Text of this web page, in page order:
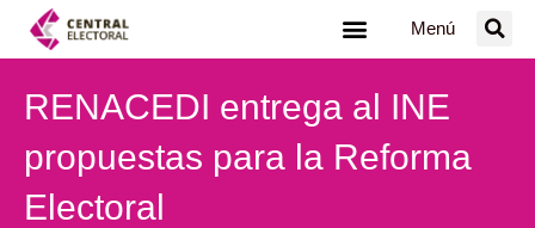
Menú
RENACEDI entrega al INE
propuestas para la Reforma
Electoral